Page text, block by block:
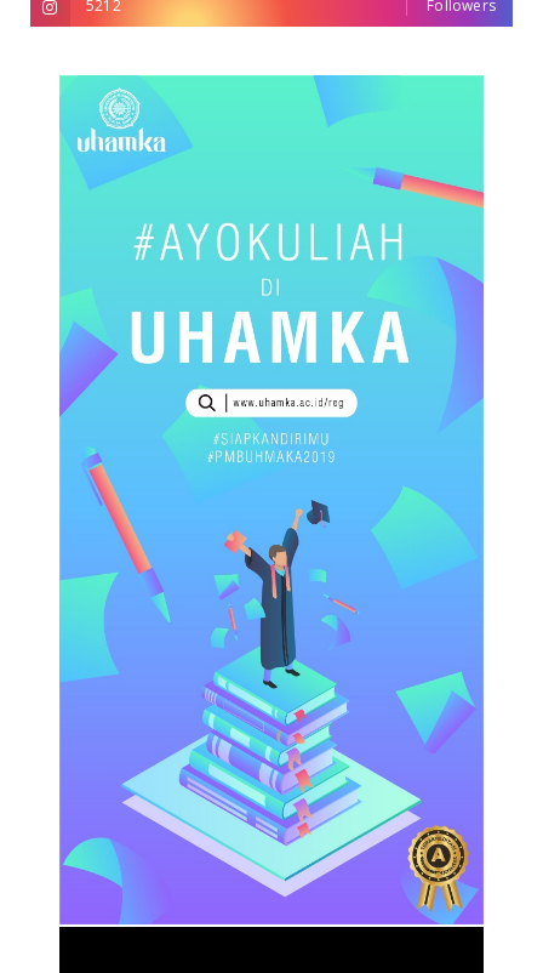
5212 Followers